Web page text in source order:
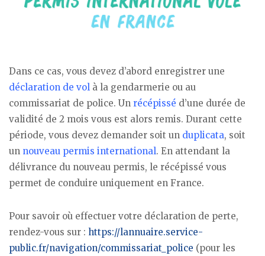
Dans ce cas, vous devez d’abord enregistrer une
déclaration de vol à la gendarmerie ou au
commissariat de police. Un récépissé d’une durée de
validité de 2 mois vous est alors remis. Durant cette
période, vous devez demander soit un duplicata, soit
un nouveau permis international. En attendant la
délivrance du nouveau permis, le récépissé vous
permet de conduire uniquement en France.
Pour savoir où effectuer votre déclaration de perte,
rendez-vous sur : https://lannuaire.service-
public.fr/navigation/commissariat_police (pour les